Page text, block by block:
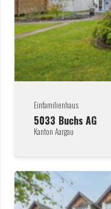
Einfamilienhaus
5033 Buchs AG
Kanton Aargau